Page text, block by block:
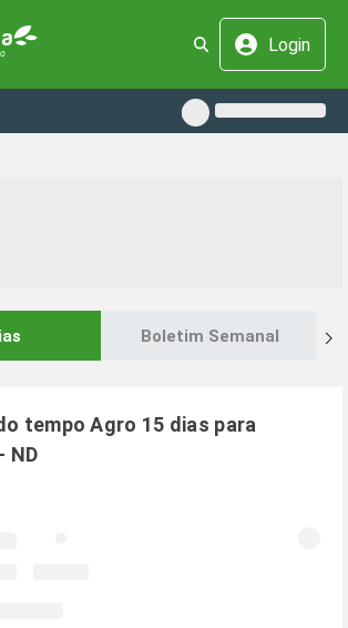
Login
Boletim Semanal
tempo Agro 15 dias para
- ND